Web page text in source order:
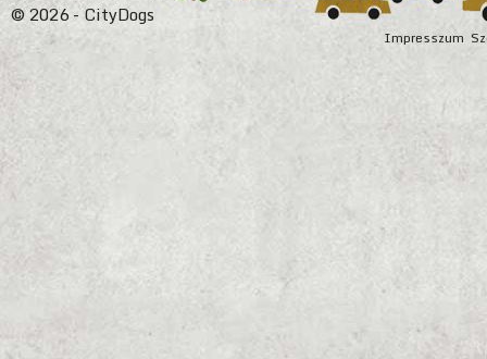
Impresszum
© 2026 - CityDogs